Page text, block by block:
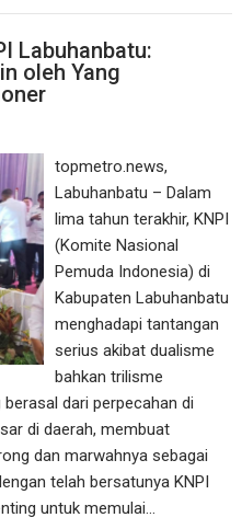
Labuhanbatu:
oleh Yang
topmetro.news,
Labuhanbatu – Dalam
lima tahun terakhir, KNPI
(Komite Nasional
Pemuda Indonesia) di
Kabupaten Labuhanbatu
menghadapi tantangan
serius akibat dualisme
bahkan trilisme
dari perpecahan di
di daerah, membuat
dan marwahnya sebagai
telah bersatunya KNPI
untuk memulai…